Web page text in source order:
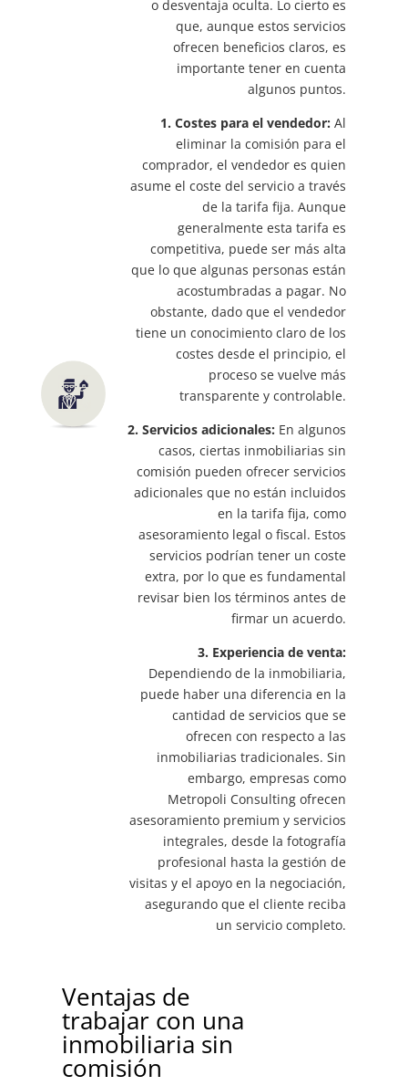
o desventaja oculta. Lo cierto es
que, aunque estos servicios
ofrecen beneficios claros, es
importante tener en cuenta
algunos puntos.
1. Costes para el vendedor: Al
eliminar la comisión para el
comprador, el vendedor es quien
asume el coste del servicio a través
de la tarifa fija. Aunque
generalmente esta tarifa es
competitiva, puede ser más alta
que lo que algunas personas están
acostumbradas a pagar. No
obstante, dado que el vendedor
tiene un conocimiento claro de los
costes desde el principio, el
proceso se vuelve más
transparente y controlable.
2. Servicios adicionales: En algunos
casos, ciertas inmobiliarias sin
comisión pueden ofrecer servicios
adicionales que no están incluidos
en la tarifa fija, como
asesoramiento legal o fiscal. Estos
servicios podrían tener un coste
extra, por lo que es fundamental
revisar bien los términos antes de
firmar un acuerdo.
3. Experiencia de venta:
Dependiendo de la inmobiliaria,
puede haber una diferencia en la
cantidad de servicios que se
ofrecen con respecto a las
inmobiliarias tradicionales. Sin
embargo, empresas como
Metropoli Consulting ofrecen
asesoramiento premium y servicios
integrales, desde la fotografía
profesional hasta la gestión de
visitas y el apoyo en la negociación,
asegurando que el cliente reciba
un servicio completo.
Ventajas de
trabajar con una
inmobiliaria sin
comisión